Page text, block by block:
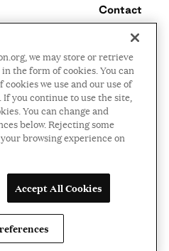
Contact
Careers
Press Room
Privacy Policy
Accessibility Policy
Terms and Conditions
©2026 Ford Foundation,
some rights reserved
we may store or retrieve
the form of cookies. You can
we use and our use of
you continue to use the site,
You can change and
below. Rejecting some
browsing experience on
Accept All Cookies